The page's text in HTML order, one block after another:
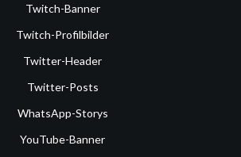
Twitch-Banner
Twitch-Profilbilder
Twitter-Header
Twitter-Posts
WhatsApp-Storys
YouTube-Banner